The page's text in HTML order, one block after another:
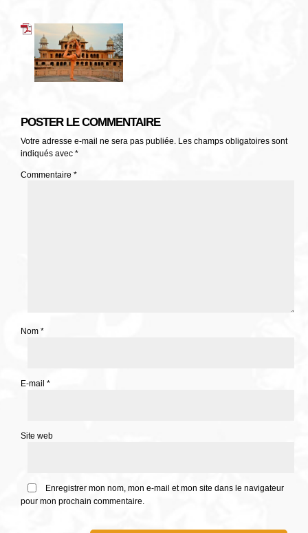
POSTER LE COMMENTAIRE
Votre adresse e-mail ne sera pas publiée. Les champs obligatoires sont
indiqués avec *
Commentaire *
Nom *
E-mail *
Site web
Enregistrer mon nom, mon e-mail et mon site dans le navigateur
pour mon prochain commentaire.